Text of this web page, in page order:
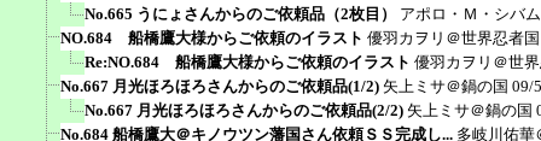
No.665 うにょさんからのご依頼品（2枚目）
アポロ・Ｍ・シバ
NO.684 船橋鷹大様からご依頼のイラスト 優羽カヲリ＠世界忍者国
Re:NO.684 船橋鷹大様からご依頼のイラスト 優羽カヲリ＠世
No.667 月光ほろほろさんからのご依頼品(1/2) 矢上ミサ＠鍋の国 09/
No.667 月光ほろほろさんからのご依頼品(2/2) 矢上ミサ＠鍋の国
No.684 船橋鷹大＠キノウツン藩国さん依頼ＳＳ完成し... 多岐川佑華